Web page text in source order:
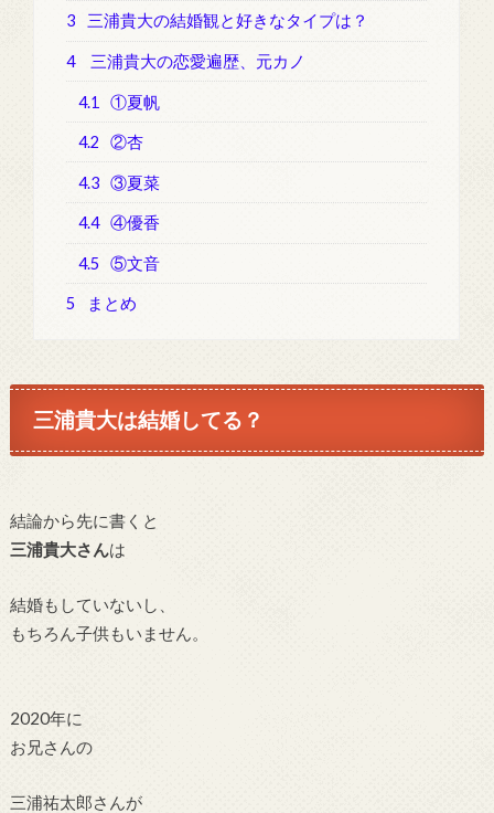
3 三浦貴大の結婚観と好きなタイプは？
4 三浦貴大の恋愛遍歴、元カノ
4.1 ①夏帆
4.2 ②杏
4.3 ③夏菜
4.4 ④優香
4.5 ⑤文音
5 まとめ
三浦貴大は結婚してる？
結論から先に書くと
三浦貴大さんは
結婚もしていないし、
もちろん子供もいません。
2020年に
お兄さんの
三浦祐太郎さんが